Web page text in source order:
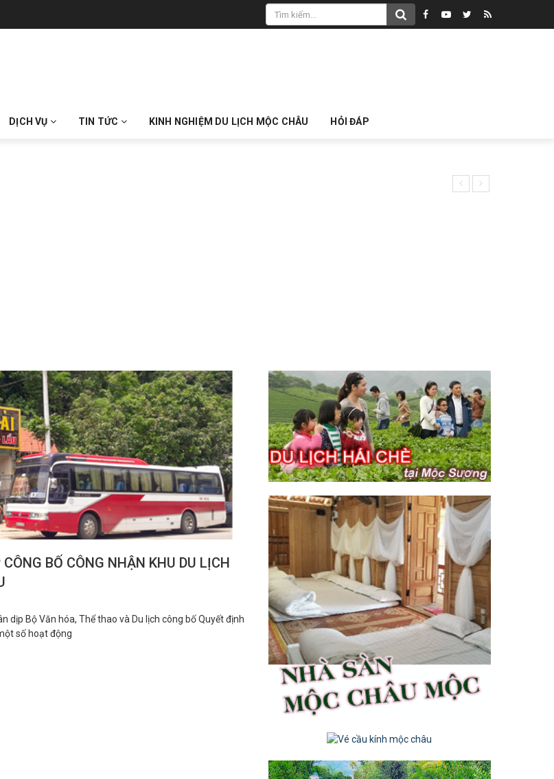
DỊCH VỤ TIN TỨC KINH NGHIỆM DU LỊCH MỘC CHÂU HỎI ĐÁP
BỐ CÔNG NHẬN KHU DU LỊCH
dịp Bộ Văn hóa, Thể thao và Du lịch công bố Quyết định
số hoạt động